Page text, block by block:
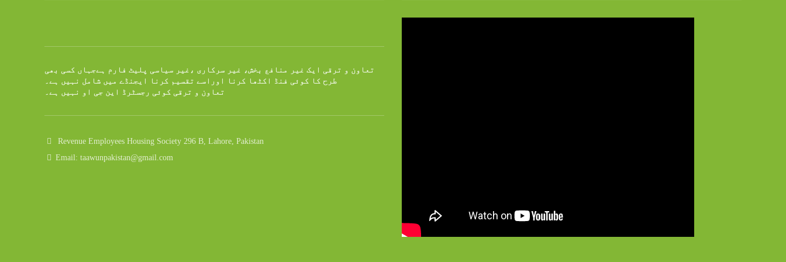
تعاون و ترقی ایک غیر منافع بخش، غیر سرکاری ،غیر سیاسی پلیٹ فارم ہےجہاں کسی بھی
طرح کا کوئی فنڈ اکٹھا کرنا اوراسے تقسیم کرنا ایجنڈے میں شامل نہیں ہے۔
تعاون و ترقی کوئی رجسٹرڈ این جی او نہیں ہے۔
Revenue Employees Housing Society 296 B, Lahore, Pakistan
Email: taawunpakistan@gmail.com